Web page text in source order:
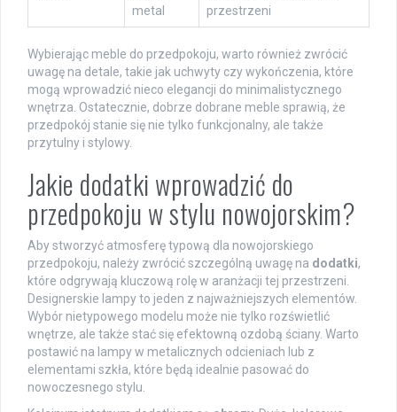
metal
przestrzeni
Wybierając meble do przedpokoju, warto również zwrócić
uwagę na detale, takie jak uchwyty czy wykończenia, które
mogą wprowadzić nieco elegancji do minimalistycznego
wnętrza. Ostatecznie, dobrze dobrane meble sprawią, że
przedpokój stanie się nie tylko funkcjonalny, ale także
przytulny i stylowy.
Jakie dodatki wprowadzić do
przedpokoju w stylu nowojorskim?
Aby stworzyć atmosferę typową dla nowojorskiego
przedpokoju, należy zwrócić szczególną uwagę na dodatki,
które odgrywają kluczową rolę w aranżacji tej przestrzeni.
Designerskie lampy to jeden z najważniejszych elementów.
Wybór nietypowego modelu może nie tylko rozświetlić
wnętrze, ale także stać się efektowną ozdobą ściany. Warto
postawić na lampy w metalicznych odcieniach lub z
elementami szkła, które będą idealnie pasować do
nowoczesnego stylu.